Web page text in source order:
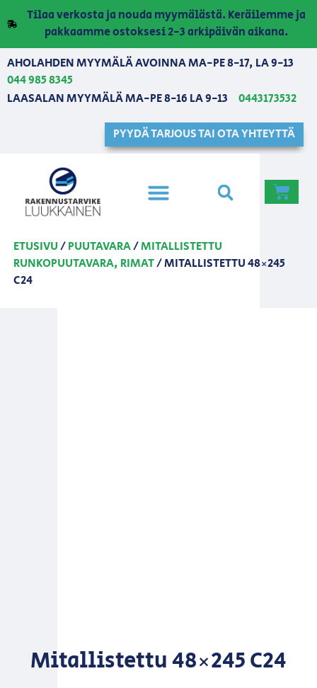
Tilaa verkosta ja nouda myymälästä. Keräilemme ja
pakkaamme ostoksesi 2-3 arkipäivän aikana.
AHOLAHDEN MYYMÄLÄ AVOINNA MA-PE 8-17, LA 9-13
044 985 8345
LAASALAN MYYMÄLÄ MA-PE 8-16 LA 9-13
0443173532
PYYDÄ TARJOUS TAI OTA YHTEYTTÄ
ETUSIVU/PUUTAVARA/MITALLISTETTU
RUNKOPUUTAVARA, RIMAT/ MITALLISTETTU 48×245
C24
Mitallistettu 48×245 C24